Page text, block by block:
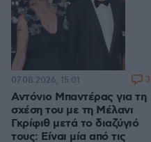
Αντόνιο Μπαντέρας για τη
σχέση του με τη Μέλανι
Γκρίφιθ μετά το διαζύγιό
τους: Είναι μία από τις
07.08.2026, 15:01 3